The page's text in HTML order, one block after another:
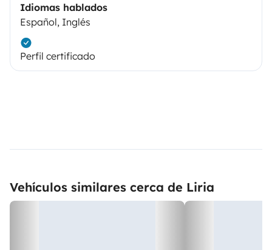
Idiomas hablados
Español, Inglés
Perfil certificado
Vehículos similares cerca de Liria